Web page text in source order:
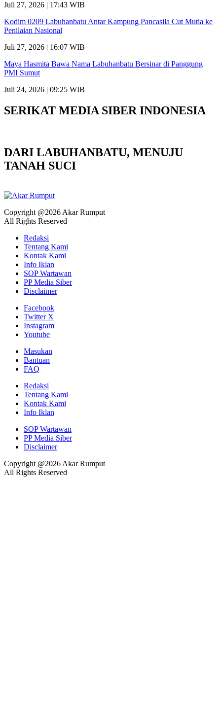
Juli 27, 2026 | 17:43 WIB
Kodim 0209 Labuhanbatu Antar Kampung Pancasila Cut Mutia ke
Penilaian Nasional
Juli 27, 2026 | 16:07 WIB
Maya Hasmita Bawa Nama Labuhanbatu Bersinar di Panggung
PMI Sumut
Juli 24, 2026 | 09:25 WIB
SERIKAT MEDIA SIBER INDONESIA
DARI LABUHANBATU, MENUJU
TANAH SUCI
Copyright @2026 Akar Rumput
All Rights Reserved
Redaksi
Tentang Kami
Kontak Kami
Info Iklan
SOP Wartawan
PP Media Siber
Disclaimer
Facebook
Twitter X
Instagram
Youtube
Masukan
Bantuan
FAQ
Redaksi
Tentang Kami
Kontak Kami
Info Iklan
SOP Wartawan
PP Media Siber
Disclaimer
Copyright @2026 Akar Rumput
All Rights Reserved